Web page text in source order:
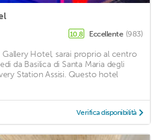
10,8 Eccellente (983)
Hotel, sarai proprio al centro
da Basilica di Santa Maria degli
Station Assisi. Questo hotel
Verifica disponibilità